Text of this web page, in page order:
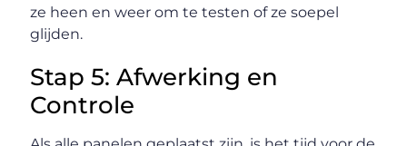
ze heen en weer om te testen of ze soepel
glijden.
Stap 5: Afwerking en
Controle